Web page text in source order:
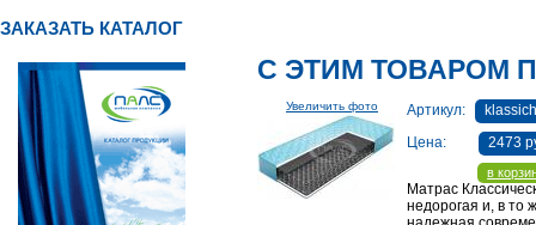
ЗАКАЗАТЬ КАТАЛОГ
С ЭТИМ ТОВАРОМ
Увеличить фото Артикул:
Цена:
2473
в
Матрас
недорогая и, в то